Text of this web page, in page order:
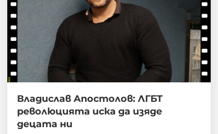
Владислав Апостолов: ЛГБТ
революцията иска да изяде
децата ни